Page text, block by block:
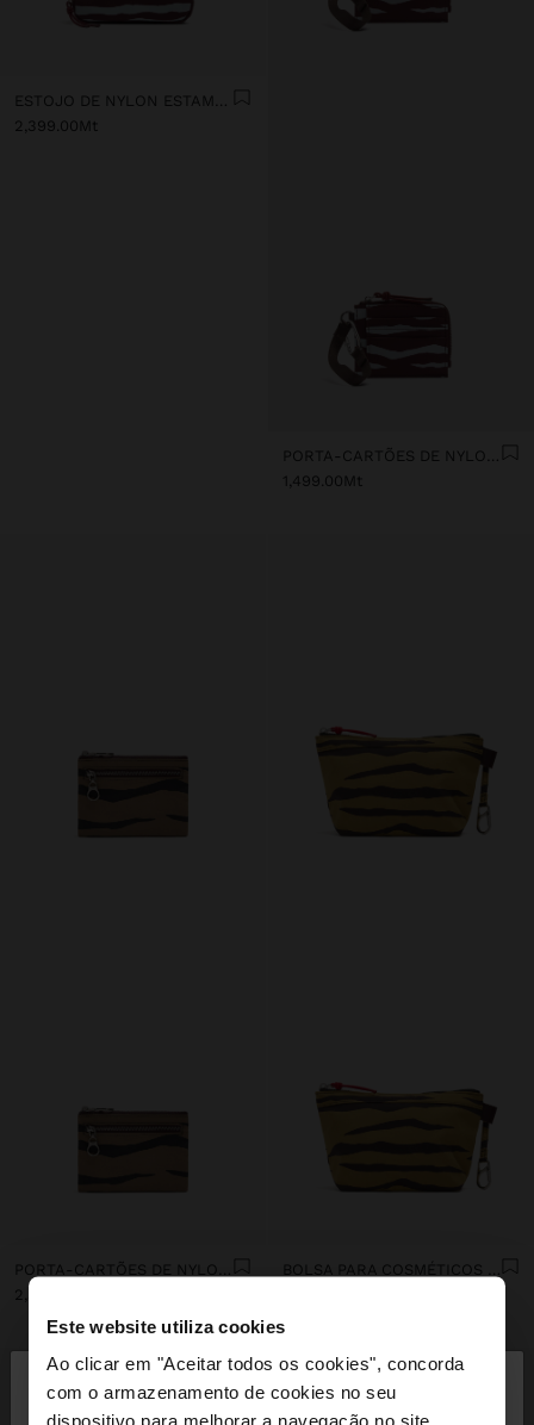
Este website utiliza cookies
Ao clicar em "Aceitar todos os cookies", concorda
com o armazenamento de cookies no seu
dispositivo para melhorar a navegação no site,
ESTOJO DE NYLON ESTAMPADO ANIMAL
2,399.00Mt
PORTA-CARTÕES DE NYLON ESTAMPADO ANIMAL
1,499.00Mt
2,399.00Mt